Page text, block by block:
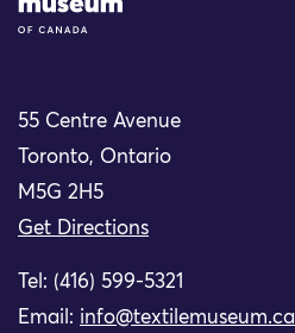
55 Centre Avenue
Toronto, Ontario
M5G 2H5
Get Directions
Tel: (416) 599-5321
Email: info@textilemuseum.ca